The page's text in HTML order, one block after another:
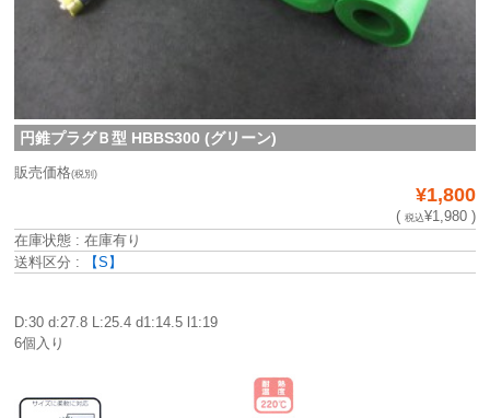
円錐プラグＢ型 HBBS300 (グリーン)
販売価格(税別)
¥1,800
( 税込¥1,980 )
在庫状態 : 在庫有り
送料区分 :
【S】
D:30 d:27.8 L:25.4 d1:14.5 l1:19
6個入り